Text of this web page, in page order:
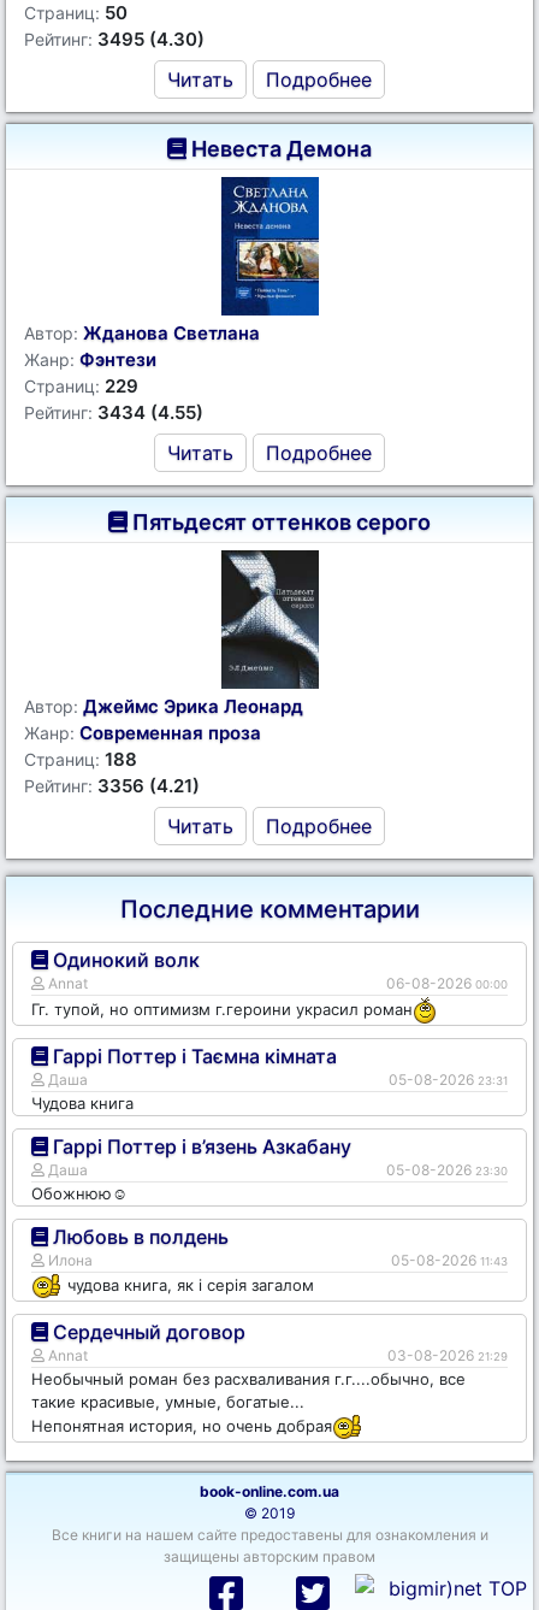
Страниц: 50
Рейтинг: 3495 (4.30)
Читать Подробнее
Невеста Демона
Автор: Жданова Светлана
Жанр: Фэнтези
Страниц: 229
Рейтинг: 3434 (4.55)
Читать Подробнее
Пятьдесят оттенков серого
Автор: Джеймс Эрика Леонард
Жанр: Современная проза
Страниц: 188
Рейтинг: 3356 (4.21)
Читать Подробнее
Последние комментарии
Одинокий волк
Annat 06-08-2026 00:00
Гг. тупой, но оптимизм г.героини украсил роман
Гаррі Поттер і Таємна кімната
Даша 05-08-2026 23:31
Чудова книга
Гаррі Поттер і в’язень Азкабану
Даша 05-08-2026 23:30
Обожнюю☺️
Любовь в полдень
Илона 05-08-2026 11:43
чудова книга, як і серія загалом
Сердечный договор
Annat 03-08-2026 21:29
Необычный роман без расхваливания г.г....обычно, все
такие красивые, умные, богатые...
Непонятная история, но очень добрая
book-online.com.ua
© 2019
Все книги на нашем сайте предоставены для ознакомления и
защищены авторским правом